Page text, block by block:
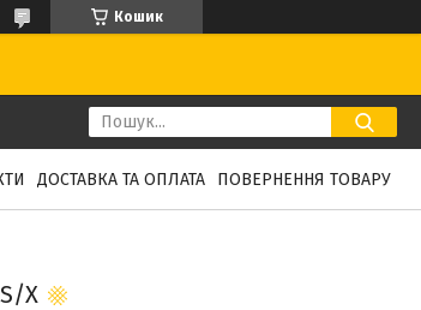
Кошик
ДОСТАВКА ТА ОПЛАТА ПОВЕРНЕННЯ ТОВАРУ
X